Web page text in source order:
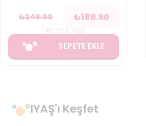
₺249.90 ₺189.90
SEPETE EKLE
IYAŞ'ı Keşfet